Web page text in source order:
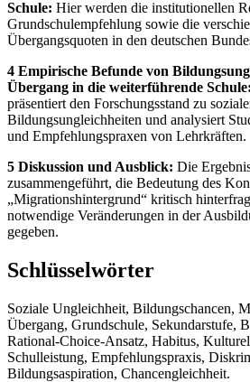
Schule: Hier werden die institutionellen
Grundschulempfehlung sowie die
Übergangsquoten in den deutschen
4 Empirische Befunde von
Übergang in die weiterführende Schule:
präsentiert den Forschungsstand zu
Bildungsungleichheiten und analysiert
und Empfehlungspraxen von Lehrkräften.
5 Diskussion und Ausblick: Die
zusammengeführt, die Bedeutung des
„Migrationshintergrund“ kritisch
notwendige Veränderungen in der
gegeben.
Schlüsselwörter
Soziale Ungleichheit, Bildungschancen,
Übergang, Grundschule, Sekundarstufe,
Rational-Choice-Ansatz, Habitus,
Schulleistung, Empfehlungspraxis,
Bildungsaspiration, Chancengleichheit.